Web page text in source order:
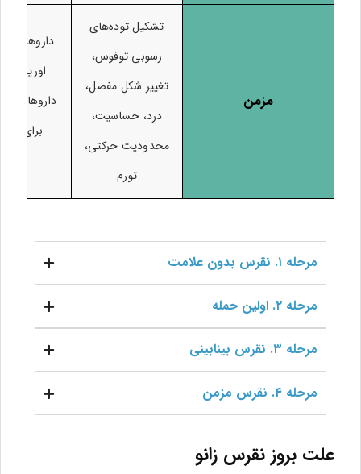
مزمن
تشکیل توده‌های
رسوبی توفوس،
تغییر شکل مفصل،
درد، حساسیت،
محدودیت حرکتی،
تورم
داروهای
اوریک
داروهای
برای
مرحله ۱. نقرس بدون علامت
مرحله ۲. اولین حمله
مرحله ۳. نقرس بینابینی
مرحله ۴. نقرس مزمن
علت بروز نقرس زانو